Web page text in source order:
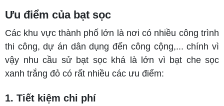
Ưu điểm của bạt sọc
Các khu vực thành phố lớn là nơi có nhiều công trình
thi công, dự án dân dụng đến công cộng,... chính vì
vậy nhu cầu sử bạt sọc khá là lớn vì bạt che sọc
xanh trắng đỏ có rất nhiều các ưu điểm:
1. Tiết kiệm chi phí